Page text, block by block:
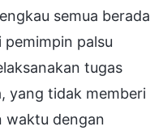
semua berada
pemimpin palsu
tugas
yang tidak memberi
waktu dengan